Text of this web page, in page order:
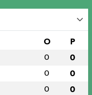
O P
0 0
0 0
0 0